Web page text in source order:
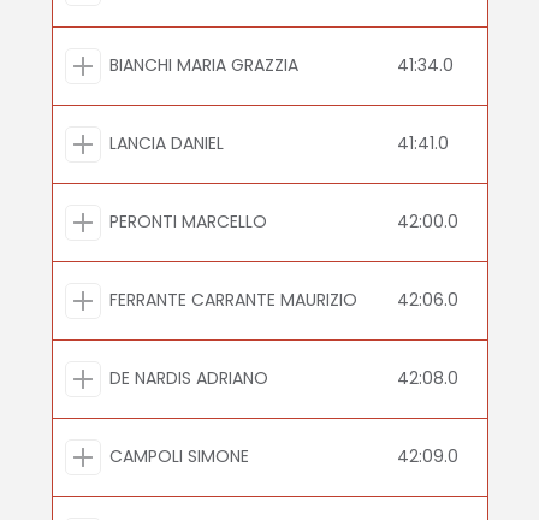
BIANCHI MARIA GRAZZIA 41:34.0
LANCIA DANIEL 41:41.0
PERONTI MARCELLO 42:00.0
FERRANTE CARRANTE MAURIZIO 42:06.0
DE NARDIS ADRIANO 42:08.0
CAMPOLI SIMONE 42:09.0